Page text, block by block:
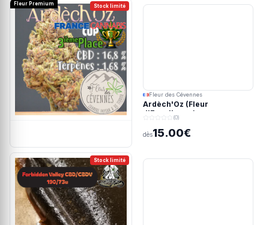
Stock limité
Fleur Premium
Fleur des Cévennes
Ardèch'Oz (Fleur
d'Excellence)
(0)
dès15.00€
Stock limité